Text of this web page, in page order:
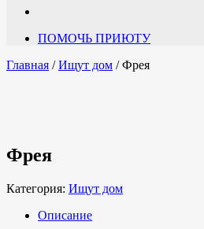
ПОМОЧЬ ПРИЮТУ
Главная /Ищут дом / Фрея
Фрея
Категория: Ищут дом
Описание